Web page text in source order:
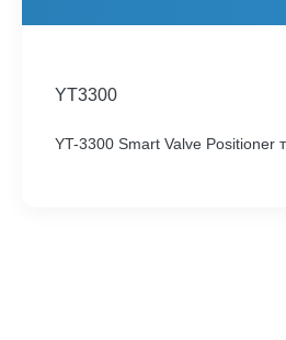
YT3300
YT-3300 Smart Valve Positioner